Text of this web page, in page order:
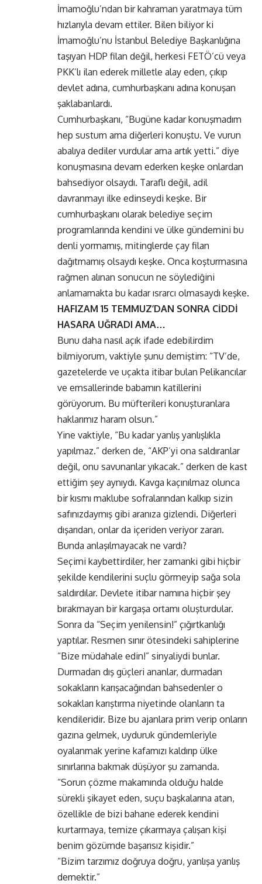
İmamoğlu’ndan bir kahraman yaratmaya tüm
hızlarıyla devam ettiler. Bilen biliyor ki
İmamoğlu’nu İstanbul Belediye Başkanlığına
taşıyan HDP filan değil, herkesi FETÖ’cü veya
PKK’lı ilan ederek milletle alay eden, çıkıp
devlet adına, cumhurbaşkanı adına konuşan
şaklabanlardı.
Cumhurbaşkanı, “Bugüne kadar konuşmadım
hep sustum ama diğerleri konuştu. Ve vurun
abalıya dediler vurdular ama artık yetti.” diye
konuşmasına devam ederken keşke onlardan
bahsediyor olsaydı. Taraflı değil, adil
davranmayı ilke edinseydi keşke. Bir
cumhurbaşkanı olarak belediye seçim
programlarında kendini ve ülke gündemini bu
denli yormamış, mitinglerde çay filan
dağıtmamış olsaydı keşke. Onca koşturmasına
rağmen alınan sonucun ne söylediğini
anlamamakta bu kadar ısrarcı olmasaydı keşke.
HAFIZAM 15 TEMMUZ’DAN SONRA CİDDİ
HASARA UĞRADI AMA…
Bunu daha nasıl açık ifade edebilirdim
bilmiyorum, vaktiyle şunu demiştim: “TV’de,
gazetelerde ve uçakta itibar bulan Pelikancılar
ve emsallerinde babamın katillerini
görüyorum. Bu müfterileri konuşturanlara
haklarımız haram olsun.”
Yine vaktiyle, “Bu kadar yanlış yanlışlıkla
yapılmaz.” derken de, “AKP’yi ona saldıranlar
değil, onu savunanlar yıkacak.” derken de kast
ettiğim şey aynıydı. Kavga kaçınılmaz olunca
bir kısmı maklube sofralarından kalkıp sizin
safınızdaymış gibi aranıza gizlendi. Diğerleri
dışarıdan, onlar da içeriden veriyor zararı.
Bunda anlaşılmayacak ne vardı?
Seçimi kaybettirdiler, her zamanki gibi hiçbir
şekilde kendilerini suçlu görmeyip sağa sola
saldırdılar. Devlete itibar namına hiçbir şey
bırakmayan bir kargaşa ortamı oluşturdular.
Sonra da “Seçim yenilensin!” çığırtkanlığı
yaptılar. Resmen sınır ötesindeki sahiplerine
“Bize müdahale edin!” sinyaliydi bunlar.
Durmadan dış güçleri ananlar, durmadan
sokakların karışacağından bahsedenler o
sokakları karıştırma niyetinde olanların ta
kendileridir. Bize bu ajanlara prim verip onların
gazına gelmek, uyduruk gündemleriyle
oyalanmak yerine kafamızı kaldırıp ülke
sınırlarına bakmak düşüyor şu zamanda.
“Sorun çözme makamında olduğu halde
sürekli şikayet eden, suçu başkalarına atan,
özellikle de bizi bahane ederek kendini
kurtarmaya, temize çıkarmaya çalışan kişi
benim gözümde başarısız kişidir.”
“Bizim tarzımız doğruya doğru, yanlışa yanlış
demektir.”